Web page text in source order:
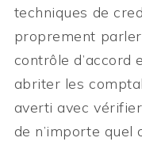
techniques de
proprement
contrôle d’accord
abriter les
averti avec
de n’importe quel